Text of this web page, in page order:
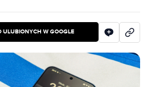
ULUBIONYCH W GOOGLE